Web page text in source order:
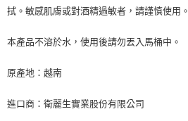
拭。敏感肌膚或對酒精過敏者，請謹慎使用。
本產品不溶於水，使用後請勿丟入馬桶中。
原產地：越南
進口商：衛麗生實業股份有限公司